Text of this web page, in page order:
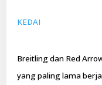
KEDAI
Breitling dan Red
yang paling lama